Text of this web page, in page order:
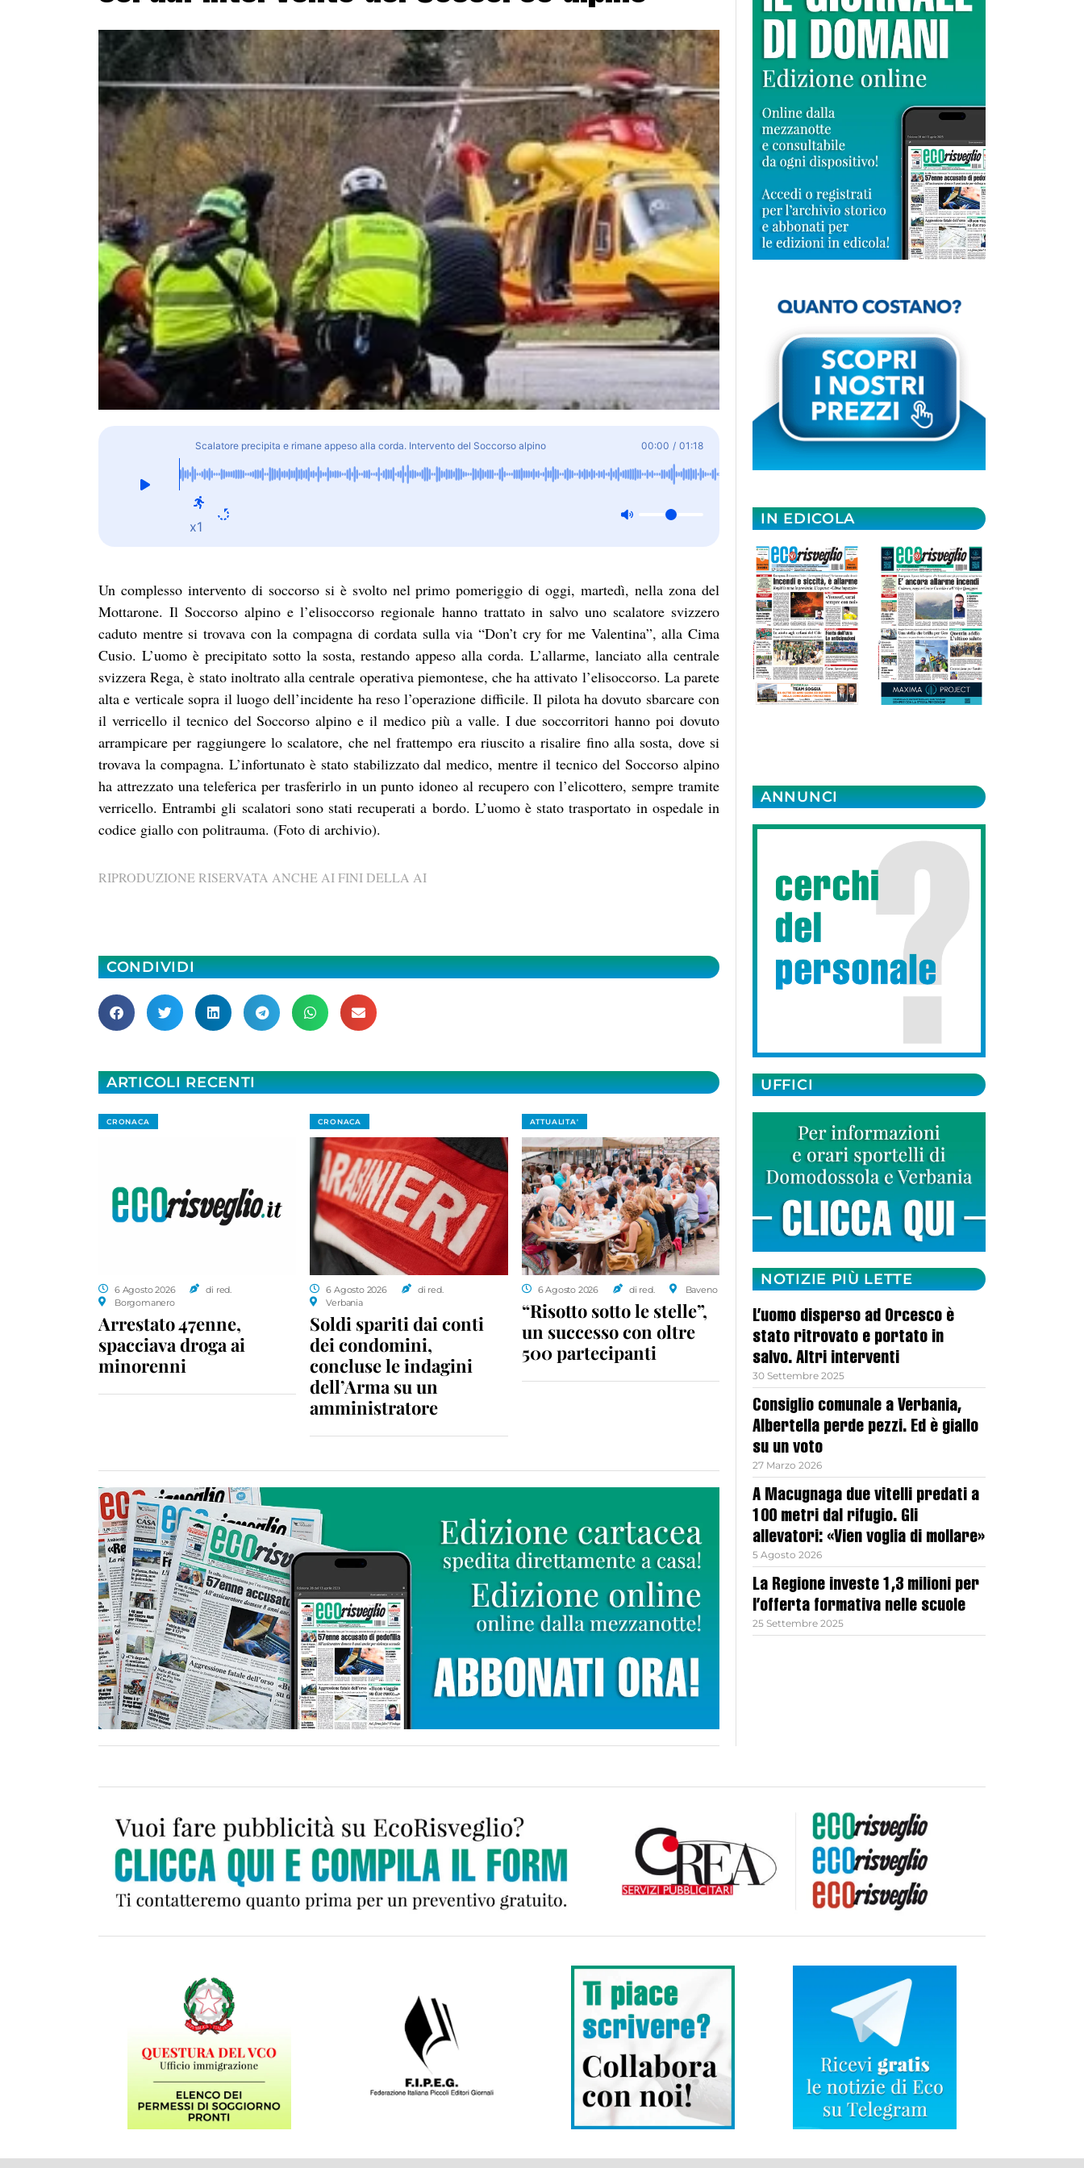
Scalatore precipita e rimane appeso alla corda. Intervento del Soccorso alpino 00:00 / 01:18
x1
Un complesso intervento di soccorso si è svolto nel primo pomeriggio di oggi, martedì, nella zona del
Mottarone. Il Soccorso alpino e l’elisoccorso regionale hanno trattato in salvo uno scalatore svizzero
caduto mentre si trovava con la compagna di cordata sulla via “Don’t cry for me Valentina”, alla Cima
Cusio. L’uomo è precipitato sotto la sosta, restando appeso alla corda. L’allarme, lanciato alla centrale
svizzera Rega, è stato inoltrato alla centrale operativa piemontese, che ha attivato l’elisoccorso. La parete
alta e verticale sopra il luogo dell’incidente ha reso l’operazione difficile. Il pilota ha dovuto sbarcare con
il verricello il tecnico del Soccorso alpino e il medico più a valle. I due soccorritori hanno poi dovuto
arrampicare per raggiungere lo scalatore, che nel frattempo era riuscito a risalire fino alla sosta, dove si
trovava la compagna. L’infortunato è stato stabilizzato dal medico, mentre il tecnico del Soccorso alpino
ha attrezzato una teleferica per trasferirlo in un punto idoneo al recupero con l’elicottero, sempre tramite
verricello. Entrambi gli scalatori sono stati recuperati a bordo. L’uomo è stato trasportato in ospedale in
codice giallo con politrauma. (Foto di archivio).
RIPRODUZIONE RISERVATA ANCHE AI FINI DELLA AI
CONDIVIDI
ARTICOLI RECENTI
CRONACA
6 Agosto 2026
di red.
Borgomanero
Arrestato 47enne,
spacciava droga ai
minorenni
CRONACA
6 Agosto 2026
di red.
Verbania
Soldi spariti dai conti
dei condomini,
concluse le indagini
dell’Arma su un
amministratore
ATTUALITA'
6 Agosto 2026 di red. Baveno
“Risotto sotto le stelle”,
un successo con oltre
500 partecipanti
IN EDICOLA
ANNUNCI
UFFICI
NOTIZIE PIÙ LETTE
L’uomo disperso ad Orcesco è
stato ritrovato e portato in
salvo. Altri interventi
30 Settembre 2025
Consiglio comunale a Verbania,
Albertella perde pezzi. Ed è giallo
su un voto
27 Marzo 2026
A Macugnaga due vitelli predati a
100 metri dal rifugio. Gli
allevatori: «Vien voglia di mollare»
5 Agosto 2026
La Regione investe 1,3 milioni per
l’offerta formativa nelle scuole
25 Settembre 2025